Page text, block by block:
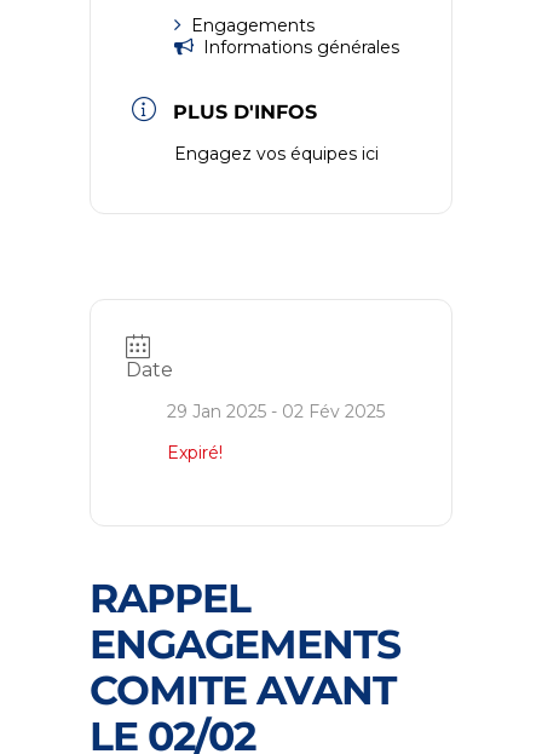
Engagements
Informations générales
PLUS D'INFOS
Engagez vos équipes ici
Date
29 Jan 2025 - 02 Fév 2025
Expiré!
RAPPEL
ENGAGEMENTS
COMITE AVANT
LE 02/02